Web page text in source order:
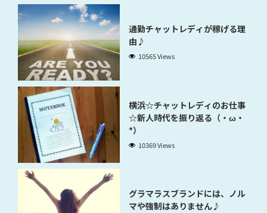
通勤チャットレディが稼げる理
由♪
10565 Views
横浜☆チャットレディのお仕事
☆新人時代を振り返る（・ω・
*）
10369 Views
グラマラスブランドには、ノル
マや強制はありません♪